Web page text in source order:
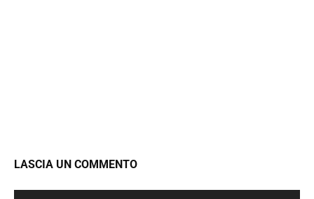
LASCIA UN COMMENTO